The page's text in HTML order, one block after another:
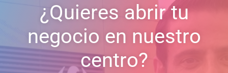
¿Quieres abrir tu
negocio en nuestro
centro?